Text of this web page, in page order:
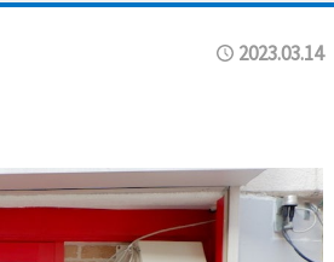
2023.03.14